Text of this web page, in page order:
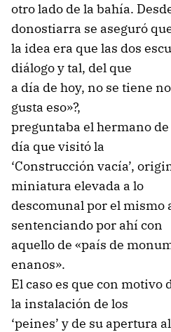
otro lado de la bahía.
donostiarra se aseguró
la idea era que las dos
diálogo y tal, del que
a día de hoy, no se tiene
gusta eso»?,
preguntaba el hermano
día que visitó la
‘Construcción vacía’,
miniatura elevada a lo
descomunal por el mismo
sentenciando por ahí con
aquello de «país de
enanos».
El caso es que con motivo
la instalación de los
‘peines’ y de su apertura